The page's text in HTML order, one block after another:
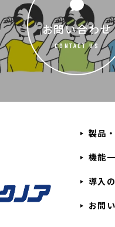
お問い合わせ
CONTACT US
製品
機能
導入
お問